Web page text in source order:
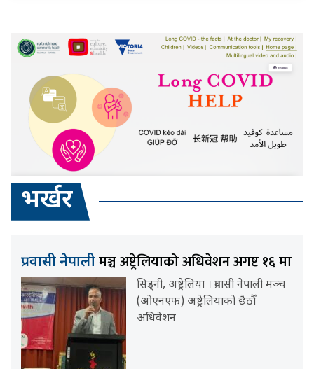
भर्खर
प्रवासी नेपालीमञ्च अष्ट्रेलियाको अधिवेशन अगष्ट १६ मा
सिड्नी, अष्ट्रेलिया । प्रवासी नेपाली मञ्च
(ओएनएफ) अष्ट्रेलियाको छैठौँ
अधिवेशन